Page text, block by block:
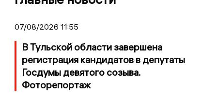
07/08/2026 11:55
В Тульской области завершена
регистрация кандидатов в депутаты
Госдумы девятого созыва.
Фоторепортаж